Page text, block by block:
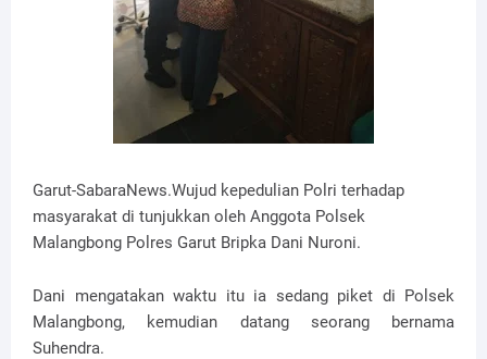
Garut-SabaraNews.Wujud kepedulian Polri terhadap
masyarakat di tunjukkan oleh Anggota Polsek
Malangbong Polres Garut Bripka Dani Nuroni.
Dani mengatakan waktu itu ia sedang piket di Polsek
Malangbong, kemudian datang seorang bernama
Suhendra.